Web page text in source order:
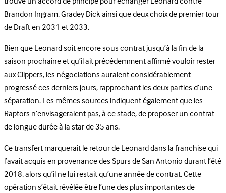
Brandon Ingram, Gradey Dick ainsi que deux choix de premier tour
de Draft en 2031 et 2033.
Bien que Leonard soit encore sous contrat jusqu’à la fin de la
saison prochaine et qu’il ait précédemment affirmé vouloir rester
aux Clippers, les négociations auraient considérablement
progressé ces derniers jours, rapprochant les deux parties d’une
séparation. Les mêmes sources indiquent également que les
Raptors n’envisageraient pas, à ce stade, de proposer un contrat
de longue durée à la star de 35 ans.
Ce transfert marquerait le retour de Leonard dans la franchise qui
l’avait acquis en provenance des Spurs de San Antonio durant l’été
2018, alors qu’il ne lui restait qu’une année de contrat. Cette
opération s’était révélée être l’une des plus importantes de